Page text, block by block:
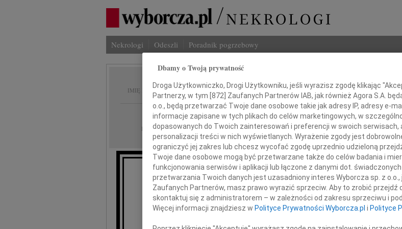
Nekrologi Odeszli Poradnik pogrzebowy
IMIĘ I NAZWISKO: Halina Leplawy
REGION: Łódź
DATA EMISJI: 27.01.2010
24 stycznia 2010 roku
umarła nasza kochana Mama i Babcia
Dbamy o Twoją prywatność
Droga Użytkowniczko, Drogi Użytkowniku, jeśli wyrazisz zgodę klikając
Partnerzy, w tym [872] Zaufanych Partnerów IAB, jak również Agora S.A.
o.o., będą przetwarzać Twoje dane osobowe takie jak adresy IP, adresy e-
informacje zapisane w tych plikach do celów marketingowych, w
dopasowanych do Twoich zainteresowań i preferencji w swoich serwisach,
personalizacji treści w nich wyświetlanych. Wyrażenie zgody jest
ograniczyć jej zakres lub chcesz wycofać zgodę uprzednio udzieloną
Twoje dane osobowe mogą być przetwarzane także do celów badania i
funkcjonowania serwisów i aplikacji lub łączone z danymi dot.
przetwarzania Twoich danych jest uzasadniony interes Wyborcza sp. z o.o.,
Zaufanych Partnerów, masz prawo wyrazić sprzeciw. Aby to zrobić przejdź
skontaktuj się z administratorem – w zależności od zakresu sprzeciwu i
Więcej informacji znajdziesz w Polityce Prywatności Wyborcza.pl i Polityce